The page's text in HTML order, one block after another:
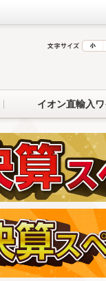
イオン直輸入